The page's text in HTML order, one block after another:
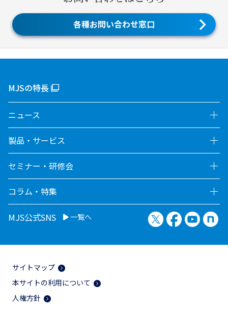
各種お問い合わせ窓口
MJSの特長
ニュース
製品・サービス
セミナー・研修会
コラム・特集
MJS公式SNS 一覧へ X（旧Twitter）
Facebook
サイトマップ
本サイトの利用について
人権方針